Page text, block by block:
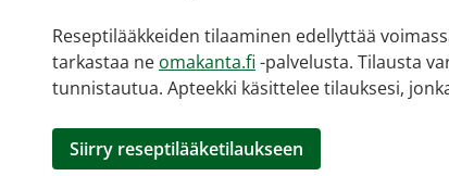
Reseptilääkkeiden tilaaminen edellyttää
tarkastaa ne omakanta.fi -palvelusta. Tilausta
tunnistautua. Apteekki käsittelee tilauksesi,
Siirry reseptilääketilaukseen